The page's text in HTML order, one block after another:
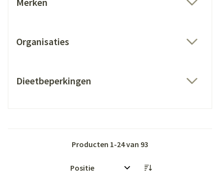
Organisaties
Dieetbeperkingen
Producten 1-24van 93
Sorteer op: